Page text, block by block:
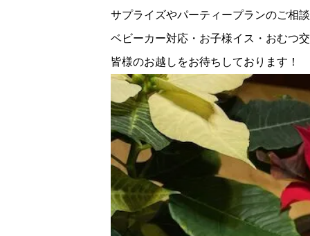
サプライズやパーティープランのご相
ベビーカー対応・お子様イス・おむつ
皆様のお越しをお待ちしております！